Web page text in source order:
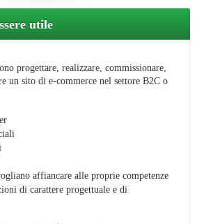
utile
progettare, realizzare, commissionare,
un sito di e-commerce nel settore B2C o
affiancare alle proprie competenze
di carattere progettuale e di